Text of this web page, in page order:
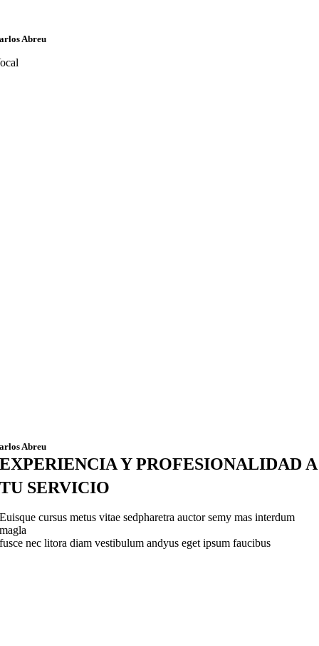
Abreu
Abreu
EXPERIENCIA Y PROFESIONALIDAD A
TU SERVICIO
Euisque cursus metus vitae sedpharetra auctor semy mas interdum
magla
fusce nec litora diam vestibulum andyus eget ipsum faucibus